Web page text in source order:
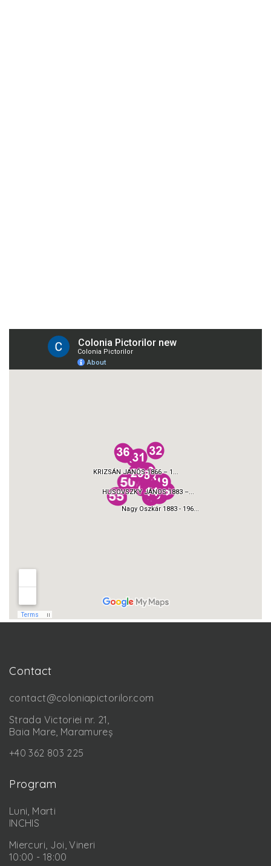
Contact
contact@coloniapictorilor.com
Strada Victoriei nr. 21,
Baia Mare, Maramureș
+40 362 803 225
Program
Luni, Marti
INCHIS
Miercuri, Joi, Vineri
10:00 - 18:00